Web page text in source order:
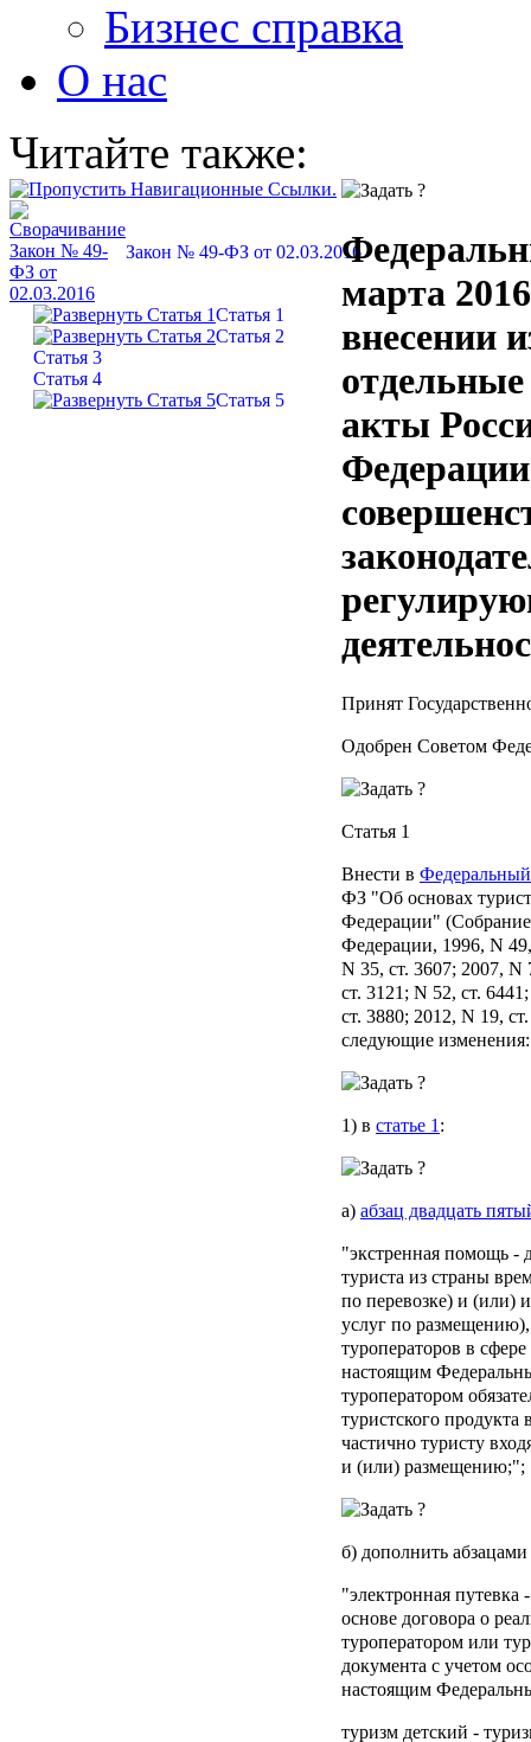
Бизнес справка
О нас
Читайте также:
Закон № 49-ФЗ от 02.03.2016
Статья 1
Статья 2
Статья 3
Статья 4
Статья 5
марта
внесении
акты
Принят
Одобрен Советом
Статья 1
Внести в Федеральный
ФЗ "Об основах
Федерации" (Собрание
Федерации, 1996, N
N 35, ст. 3607; 2007, N
ст. 3121; N 52, ст.
ст. 3880; 2012, N 19,
следующие изменения:
1) в статье 1:
а) абзац двадцать
"экстренная помощь -
туриста из страны
по перевозке) и (или)
услуг по
туроператоров в
настоящим
туроператором
туристского
частично туристу
и (или) размещению;";
б) дополнить
"электронная путевка
основе договора о
туроператором или
документа с учетом
настоящим
туризм детский -